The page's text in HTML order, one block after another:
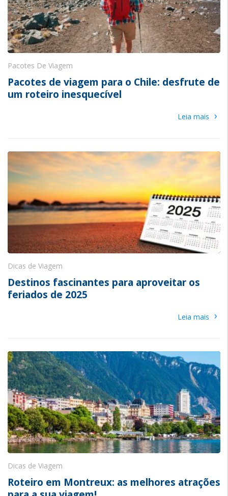
Pacotes De Viagem
Pacotes de viagem para o Chile: desfrute de
um roteiro inesquecível
Leia mais ›
Dicas de Viagem
Destinos fascinantes para aproveitar os
feriados de 2025
Leia mais ›
Dicas de Viagem
Roteiro em Montreux: as melhores atrações